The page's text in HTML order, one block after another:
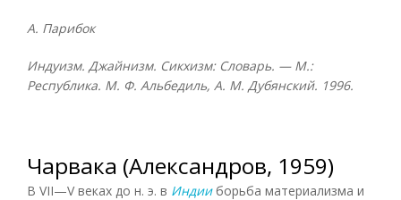
А. Парибок
Индуизм. Джайнизм. Сикхизм: Словарь. — М.:
Республика. М. Ф. Альбедиль, А. М. Дубянский. 1996.
Чарвака (Александров, 1959)
В VII—V веках до н. э. в Индииборьба материализма и